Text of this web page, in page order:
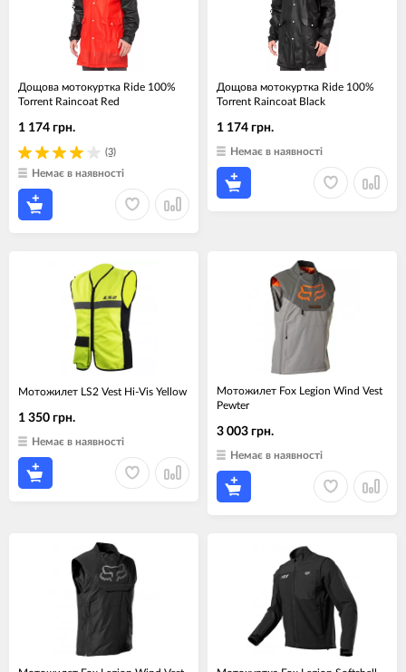
Дощова мотокуртка Ride 100%
Torrent Raincoat Red
(3)
1 174 грн.
Немає в наявності
Дощова мотокуртка Ride 100%
Torrent Raincoat Black
1 174 грн.
Немає в наявності
Мотожилет LS2 Vest Hi-Vis Yellow
1 350 грн.
Немає в наявності
Мотожилет Fox Legion Wind Vest
Pewter
3 003 грн.
Немає в наявності